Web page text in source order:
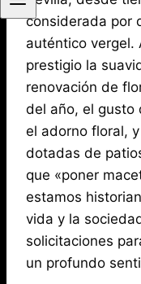
María
de
Mena
29,
2017agosto
3,
2026
considerada por
auténtico vergel.
prestigio la
renovación de
del año, el gusto
el adorno floral,
dotadas de
que «poner
estamos
vida y la
solicitaciones
un profundo